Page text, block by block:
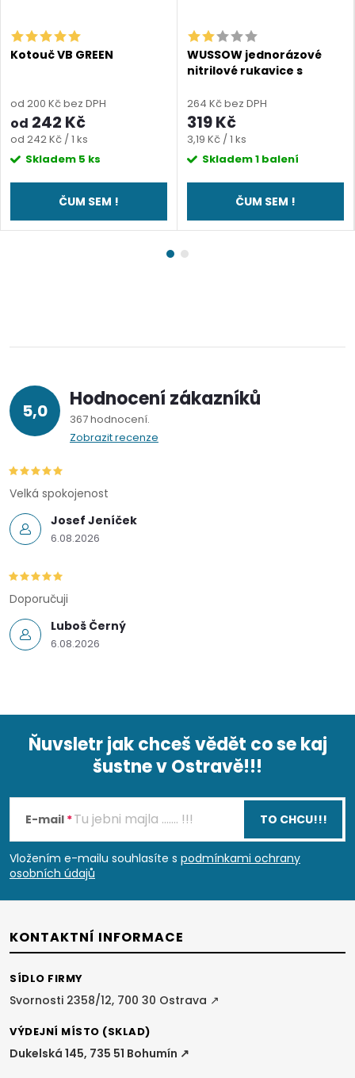
Kotouč VB GREEN
od 200 Kč bez DPH
od 242 Kč
Měrná
cena:
od 242 Kč / 1 ks
Skladem 5 ks
ČUM SEM !
WUSSOW jednorázové
nitrilové rukavice s
černé
264 Kč bez DPH
319 Kč
Měrná
cena:
3,19 Kč / 1 ks
Skladem1 balení
ČUM SEM !
5,0 Hodnocení zákazníků
367 hodnocení
Zobrazit recenze
Josef Jeníček
6.08.2026
Velká spokojenost
Luboš Černý
6.08.2026
Doporučuji
p
a
t
Ňuvsletr jak chceš vědět co se kaj
šustne v Ostravě!!!
E-mail
Vložením e-mailu souhlasíte s podmínkami ochrany
osobních údajů
TO CHCU!!!
KONTAKTNÍ INFORMACE
SÍDLO FIRMY
Svornosti 2358/12, 700 30 Ostrava ↗
VÝDEJNÍ MÍSTO (SKLAD)
Dukelská 145, 735 51 Bohumín ↗